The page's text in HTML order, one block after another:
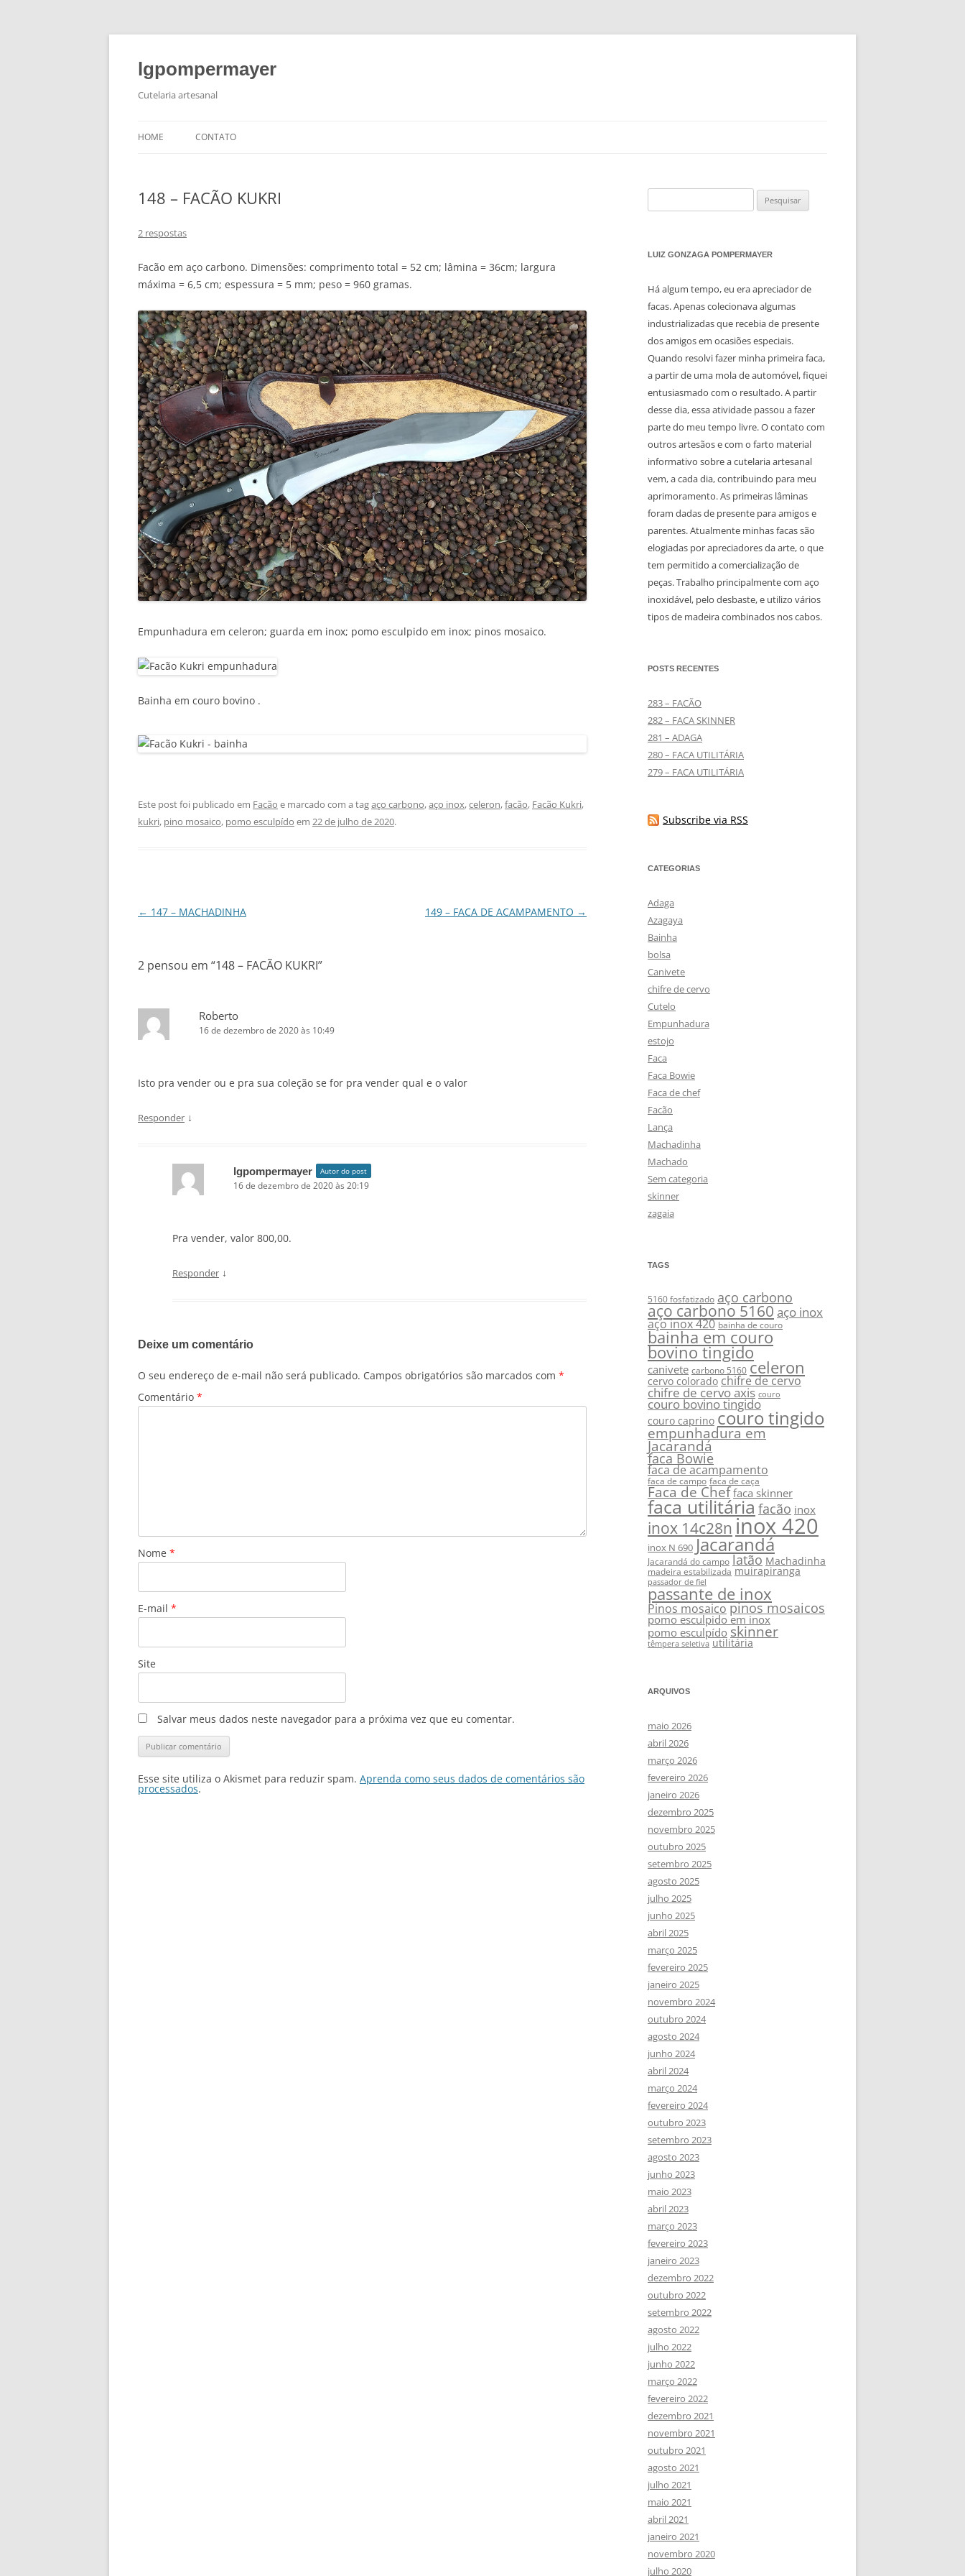
lgpompermayer
Cutelaria artesanal
HOME CONTATO
148 – FACÃO KUKRI
2 respostas
Facão em aço carbono. Dimensões: comprimento total = 52 cm; lâmina = 36cm; largura
máxima = 6,5 cm; espessura = 5 mm; peso = 960 gramas.
Empunhadura em celeron; guarda em inox; pomo esculpido em inox; pinos mosaico.
Bainha em couro bovino .
Este post foi publicado em Facão e marcado com a tagaço carbono,aço inox,celeron,facão, Facão Kukri,
kukri, pino mosaico, pomo esculpído em 22 de julho de 2020.
Navegação
← 147 – MACHADINHA 149 – FACA DE ACAMPAMENTO →
2 pensou em “148 – FACÃO KUKRI”
Roberto
16 de dezembro de 2020 às 10:49
Isto pra vender ou e pra sua coleção se for pra vender qual e o valor
Responder ↓
lgpompermayer Autor do post
16 de dezembro de 2020 às 20:19
Pra vender, valor 800,00.
Responder ↓
Deixe um comentário
O seu endereço de e-mail não será publicado. Campos obrigatórios são marcados com *
Comentário *
Nome *
E-mail *
Site
Salvar meus dados neste navegador para a próxima vez que eu comentar.
Esse site utiliza o Akismet para reduzir spam. Aprenda como seus dados de comentários são
processados.
por:
LUIZ GONZAGA POMPERMAYER
Há algum tempo, eu era apreciador de
facas. Apenas colecionava algumas
industrializadas que recebia de presente
dos amigos em ocasiões especiais.
Quando resolvi fazer minha primeira faca,
a partir de uma mola de automóvel, fiquei
entusiasmado com o resultado. A partir
desse dia, essa atividade passou a fazer
parte do meu tempo livre. O contato com
outros artesãos e com o farto material
informativo sobre a cutelaria artesanal
vem, a cada dia, contribuindo para meu
aprimoramento. As primeiras lâminas
foram dadas de presente para amigos e
parentes. Atualmente minhas facas são
elogiadas por apreciadores da arte, o que
tem permitido a comercialização de
peças. Trabalho principalmente com aço
inoxidável, pelo desbaste, e utilizo vários
tipos de madeira combinados nos cabos.
POSTS RECENTES
283 – FACÃO
282 – FACA SKINNER
281 – ADAGA
280 – FACA UTILITÁRIA
279 – FACA UTILITÁRIA
Subscribe via RSS
CATEGORIAS
Adaga
Azagaya
Bainha
bolsa
Canivete
chifre de cervo
Cutelo
Empunhadura
estojo
Faca
Faca Bowie
Faca de chef
Facão
Lança
Machadinha
Machado
Sem categoria
skinner
zagaia
TAGS
5160 fosfatizado aço carbono
aço carbono 5160 aço inox
aço inox 420 bainha de couro
bainha em couro
bovino tingido
canivete carbono 5160 celeron
cervo colorado chifre de cervo
chifre de cervo axis couro
couro bovino tingido
couro caprino couro tingido
empunhadura em
Jacarandá
faca Bowie
faca de acampamento
faca de campo faca de caça
Faca de Chef faca skinner
faca utilitáriafacão inox
inox 14c28ninox 420
inox N 690 Jacarandá
Jacarandá do campo latão Machadinha
madeira estabilizada muirapiranga
passador de fiel
passante de inox
Pinos mosaico pinos mosaicos
pomo esculpido em inox
pomo esculpído skinner
têmpera seletiva utilitária
ARQUIVOS
maio 2026
abril 2026
março 2026
fevereiro 2026
janeiro 2026
dezembro 2025
novembro 2025
outubro 2025
setembro 2025
agosto 2025
julho 2025
junho 2025
abril 2025
março 2025
fevereiro 2025
janeiro 2025
novembro 2024
outubro 2024
agosto 2024
junho 2024
abril 2024
março 2024
fevereiro 2024
outubro 2023
setembro 2023
agosto 2023
junho 2023
maio 2023
abril 2023
março 2023
fevereiro 2023
janeiro 2023
dezembro 2022
outubro 2022
setembro 2022
agosto 2022
julho 2022
junho 2022
março 2022
fevereiro 2022
dezembro 2021
novembro 2021
outubro 2021
agosto 2021
julho 2021
maio 2021
abril 2021
janeiro 2021
novembro 2020
julho 2020